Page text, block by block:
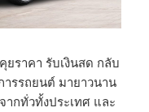
ราคา รับเงินสด กลับ
รรถยนต์ มายาวนาน
ากทั่วทั้งประเทศ และ